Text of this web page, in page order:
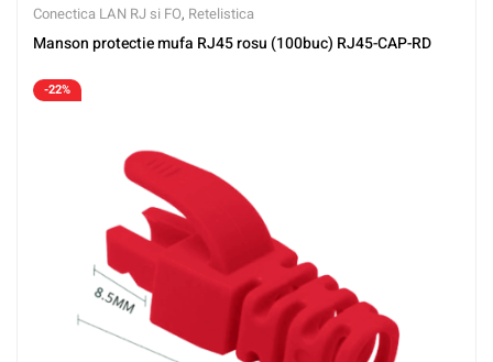
Conectica LAN RJ si FO, Retelistica
Manson protectie mufa RJ45 rosu (100buc) RJ45-CAP-RD
-22%